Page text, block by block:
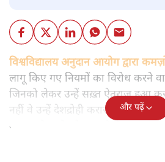
विश्वविद्यालय अनुदान आयोग द्वारा
लागू किए गए नियमों का विरोध करने
जिनको लेकर उन्हें सख़्त ऐतराज़ हुआ
नहीं वे उन्हें देशद्रोही करार देकर जेल
बाहर चले जाने को कह रहे थे।
और पढ़ें